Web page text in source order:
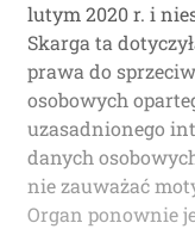
lutym 2020 r. i
Skarga ta
prawa do
osobowych
uzasadnionego
danych
nie zauważać
Organ ponownie